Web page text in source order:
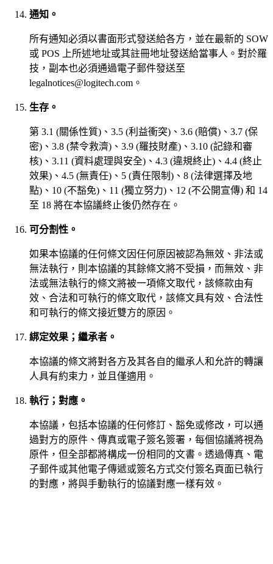
通知。
所有通知必須以書面形式發送給各方，並在最新的 SOW
或 POS 上所述地址或其註冊地址發送給當事人。對於羅
技，副本也必須通過電子郵件發送至
legalnotices@logitech.com。
生存。
第 3.1 (關係性質)、3.5 (利益衝突)、3.6 (賠償)、3.7 (保
密)、3.8 (禁令救濟)、3.9 (羅技財產)、3.10 (記錄和審
核)、3.11 (資料處理與安全)、4.3 (違規終止)、4.4 (終止
效果)、4.5 (無責任)、5 (責任限制)、8 (法律選擇及地
點)、10 (不豁免)、11 (獨立努力)、12 (不公開宣傳) 和 14
至 18 將在本協議終止後仍然存在。
可分割性。
如果本協議的任何條文因任何原因被認為無效、非法或
無法執行，則本協議的其餘條文將不受損，而無效、非
法或無法執行的條文將被一項條文取代，該條款由有
效、合法和可執行的條文取代，該條文具有效、合法性
和可執行的條文接近雙方的原因。
綁定效果；繼承者。
本協議的條文將對各方及其各自的繼承人和允許的轉讓
人具有約束力，並且僅適用。
執行；對應。
本協議，包括本協議的任何修訂、豁免或修改，可以通
過對方的原件、傳真或電子簽名簽署，每個協議將視為
原件，但全部都將構成一份相同的文書。透過傳真、電
子郵件或其他電子傳遞或簽名方式交付簽名頁面已執行
的對應，將與手動執行的協議對應一樣有效。